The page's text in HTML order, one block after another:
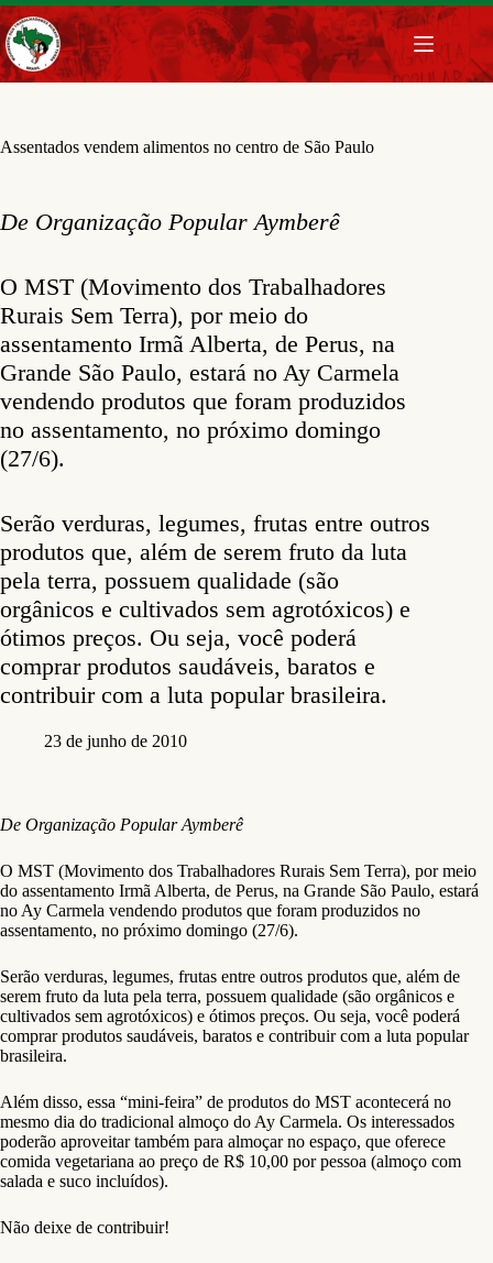
Pular
para
o
conteúdo
Assentados vendem alimentos no centro de São Paulo
De Organização Popular Aymberê
O MST (Movimento dos Trabalhadores
Rurais Sem Terra), por meio do
assentamento Irmã Alberta, de Perus, na
Grande São Paulo, estará no Ay Carmela
vendendo produtos que foram produzidos
no assentamento, no próximo domingo
(27/6).
Serão verduras, legumes, frutas entre outros
produtos que, além de serem fruto da luta
pela terra, possuem qualidade (são
orgânicos e cultivados sem agrotóxicos) e
ótimos preços. Ou seja, você poderá
comprar produtos saudáveis, baratos e
contribuir com a luta popular brasileira.
23 de junho de 2010
De Organização Popular Aymberê
O MST (Movimento dos Trabalhadores Rurais Sem Terra), por meio
do assentamento Irmã Alberta, de Perus, na Grande São Paulo, estará
no Ay Carmela vendendo produtos que foram produzidos no
assentamento, no próximo domingo (27/6).
Serão verduras, legumes, frutas entre outros produtos que, além de
serem fruto da luta pela terra, possuem qualidade (são orgânicos e
cultivados sem agrotóxicos) e ótimos preços. Ou seja, você poderá
comprar produtos saudáveis, baratos e contribuir com a luta popular
brasileira.
Além disso, essa “mini-feira” de produtos do MST acontecerá no
mesmo dia do tradicional almoço do Ay Carmela. Os interessados
poderão aproveitar também para almoçar no espaço, que oferece
comida vegetariana ao preço de R$ 10,00 por pessoa (almoço com
salada e suco incluídos).
Não deixe de contribuir!